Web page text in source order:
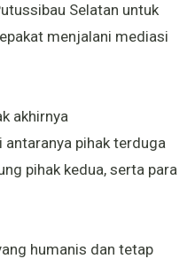
Selatan untuk
menjalani mediasi
akhirnya
pihak terduga
pihak kedua, serta para
humanis dan tetap